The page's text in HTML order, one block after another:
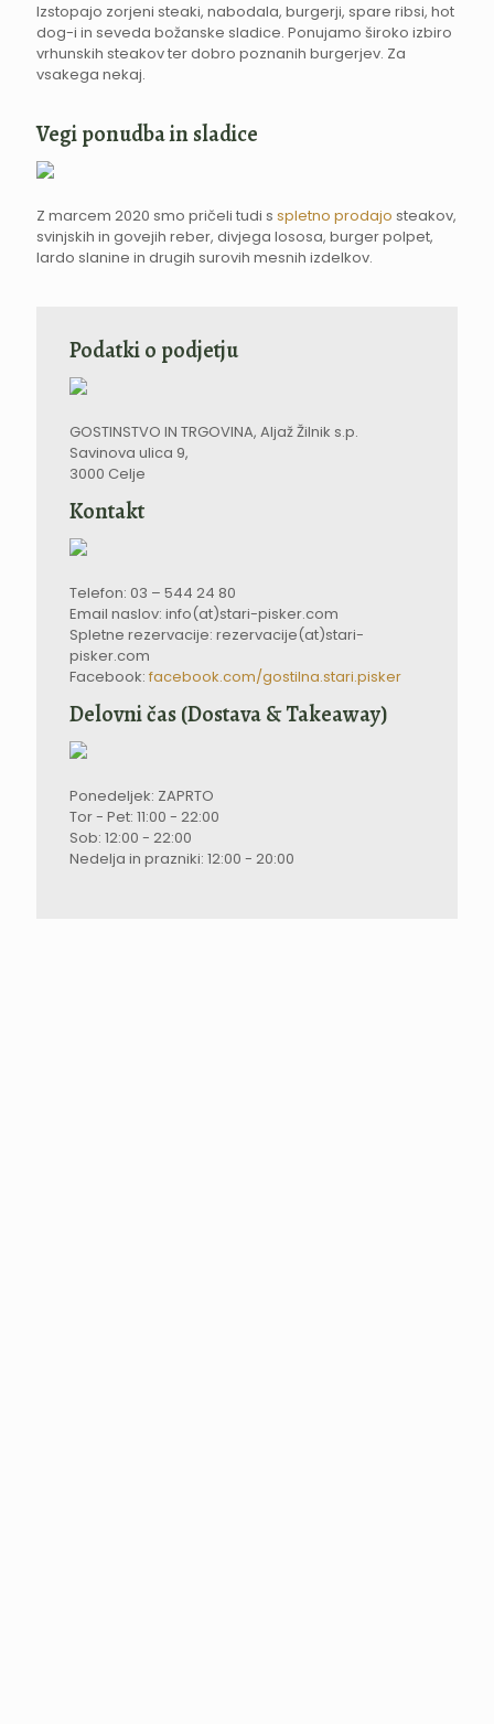
Izstopajo zorjeni steaki, nabodala, burgerji, spare ribsi, hot
dog-i in seveda božanske sladice. Ponujamo široko izbiro
vrhunskih steakov ter dobro poznanih burgerjev. Za
vsakega nekaj.
Vegi ponudba in sladice
Z marcem 2020 smo pričeli tudi s spletno prodajo steakov,
svinjskih in govejih reber, divjega lososa, burger polpet,
lardo slanine in drugih surovih mesnih izdelkov.
Podatki o podjetju
GOSTINSTVO IN TRGOVINA, Aljaž Žilnik s.p.
Savinova ulica 9,
3000 Celje
Kontakt
Telefon: 03 – 544 24 80
Email naslov: info(at)stari-pisker.com
Spletne rezervacije: rezervacije(at)stari-
pisker.com
Facebook: facebook.com/gostilna.stari.pisker
Delovni čas (Dostava & Takeaway)
Ponedeljek: ZAPRTO
Tor - Pet: 11:00 - 22:00
Sob: 12:00 - 22:00
Nedelja in prazniki: 12:00 - 20:00